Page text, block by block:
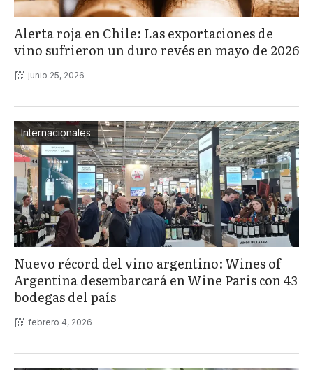
Alerta roja en Chile: Las exportaciones de
vino sufrieron un duro revés en mayo de 2026
junio 25, 2026
Internacionales
Nuevo récord del vino argentino: Wines of
Argentina desembarcará en Wine Paris con 43
bodegas del país
febrero 4, 2026